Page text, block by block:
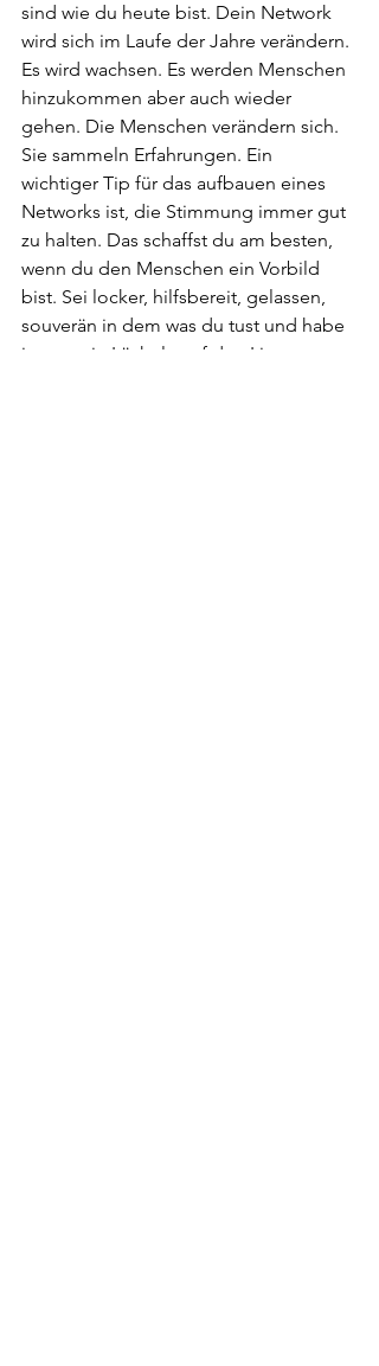
sind wie du heute bist. Dein Network
wird sich im Laufe der Jahre verändern.
Es wird wachsen. Es werden Menschen
hinzukommen aber auch wieder
gehen. Die Menschen verändern sich.
Sie sammeln Erfahrungen. Ein
wichtiger Tip für das aufbauen eines
Networks ist, die Stimmung immer gut
zu halten. Das schaffst du am besten,
wenn du den Menschen ein Vorbild
bist. Sei locker, hilfsbereit, gelassen,
souverän in dem was du tust und habe
immer ein Lächeln auf den Lippen.